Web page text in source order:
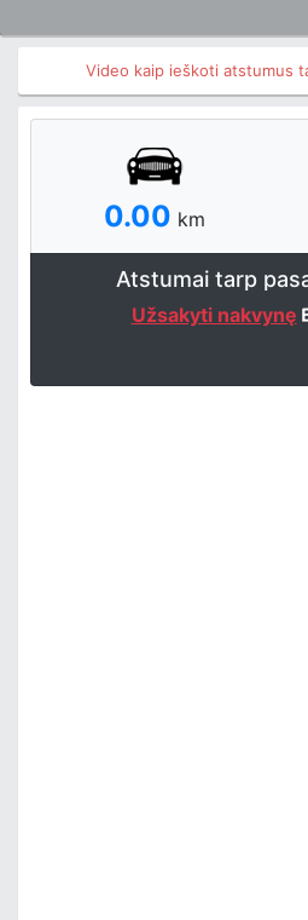
Video kaip ieškoti atstumus
0.00 km
Atstumai tarp
Užsakyti nakvynę